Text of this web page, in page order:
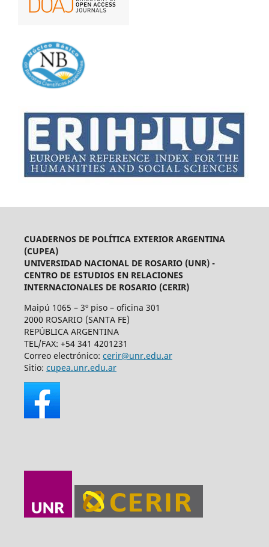
CUADERNOS DE POLÍTICA EXTERIOR ARGENTINA
(CUPEA)
UNIVERSIDAD NACIONAL DE ROSARIO (UNR) -
CENTRO DE ESTUDIOS EN RELACIONES
INTERNACIONALES DE ROSARIO (CERIR)
Maipú 1065 – 3º piso – oficina 301
2000 ROSARIO (SANTA FE)
REPÚBLICA ARGENTINA
TEL/FAX: +54 341 4201231
Correo electrónico: cerir@unr.edu.ar
Sitio: cupea.unr.edu.ar